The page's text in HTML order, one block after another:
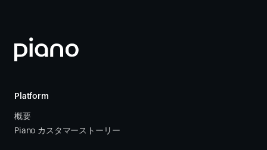
Platform
概要
Piano カスタマーストーリー